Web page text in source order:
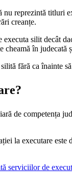
reprezintă titluri
creanțe.
silit decât
în judecată
fără ca înainte
de competența
la executare este
serviciilor de